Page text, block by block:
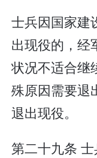
士兵因国家建
出现役的，经
状况不适合继
殊原因需要退
退出现役。
第二十九条